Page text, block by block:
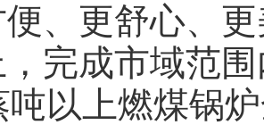
、更舒心、
完成市域范
吨以上燃煤锅